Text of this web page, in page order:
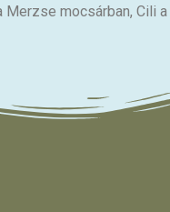
Merzse mocsárban, Cili